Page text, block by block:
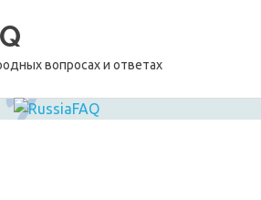
вопросах и ответах